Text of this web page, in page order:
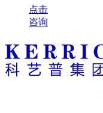
点击
咨询